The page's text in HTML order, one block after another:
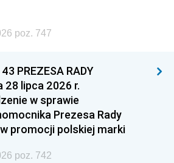
poz. 747
PREZESA RADY
28 lipca 2026 r.
w sprawie
Prezesa Rady
promocji polskiej marki
poz. 742